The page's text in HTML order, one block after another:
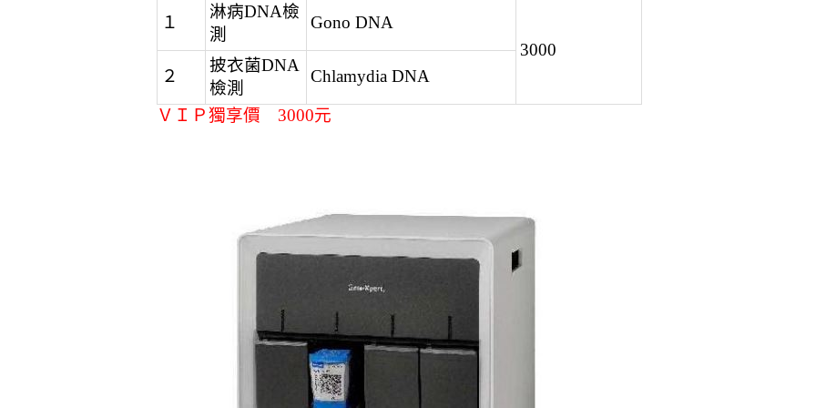
１
淋病DNA檢
測
Gono DNA
3000
２
披衣菌DNA
檢測
Chlamydia DNA
ＶＩＰ獨享價 3000元